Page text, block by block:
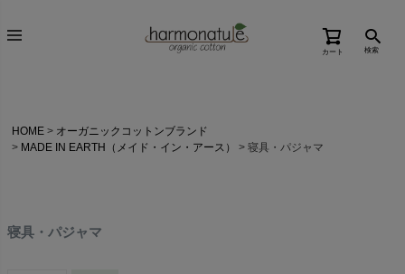
カート 検索
HOME
オーガニックコットンブランド
MADE IN EARTH（メイド・イン・アース）
寝具・パジャマ
寝具・パジャマ